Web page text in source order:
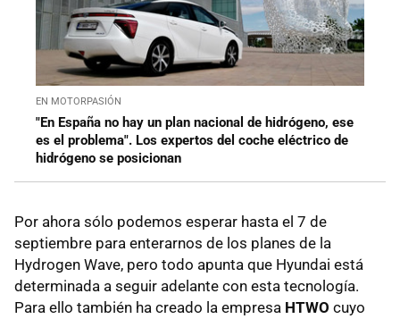
EN MOTORPASIÓN
"En España no hay un plan nacional de hidrógeno, ese
es el problema". Los expertos del coche eléctrico de
hidrógeno se posicionan
Por ahora sólo podemos esperar hasta el 7 de
septiembre para enterarnos de los planes de la
Hydrogen Wave, pero todo apunta que Hyundai está
determinada a seguir adelante con esta tecnología.
Para ello también ha creado la empresa HTWO cuyo